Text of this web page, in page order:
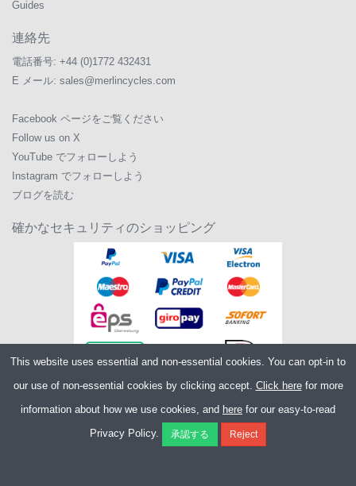
Guides
連絡先
電話番号: +44 (0)1772 432431
E メール: sales@merlincycles.com
Facebook ページをご覧ください
Follow us on X
YouTube でフォローしよう
Instagram でフォローしよう
ブログを読む
確かなセキュリティのショッピング
Merlin Cycles Ltd., Unit A4 Buckshaw Link, Ordnance Road,
Buckshaw Village, Chorley PR7 7EL United Kingdom
E メール: sales@merlincycles.com
This website uses essential and non-essential cookies. You can opt-in to
our use of non-essential cookies by clicking accept. Click herefor more
information about how we use cookies, and here for our easy-to-read
Privacy Policy.